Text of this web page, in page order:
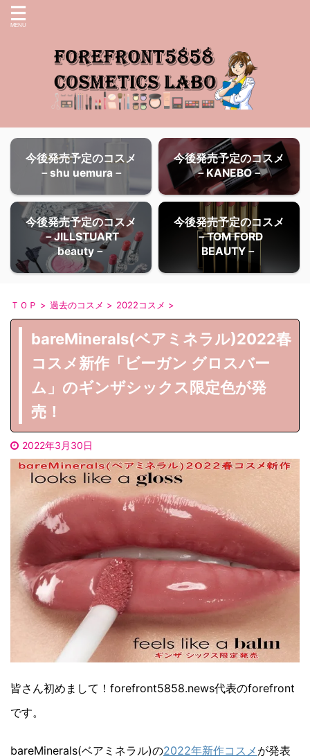
今後発売予定のコスメ
－shu uemura－
今後発売予定のコスメ
－KANEBO－
今後発売予定のコスメ
－JILLSTUART
beauty－
今後発売予定のコスメ
－TOM FORD
BEAUTY－
ＴＯＰ > 過去のコスメ > 2022コスメ >
bareMinerals(ベアミネラル)2022春
コスメ新作「ビーガン グロスバー
ム」のギンザシックス限定色が発
売！
2022年3月30日
皆さん初めまして！forefront5858.news代表のforefront
です。
bareMinerals(ベアミネラル)の2022年新作コスメ が発表